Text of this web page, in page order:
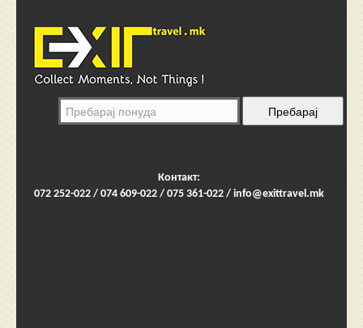
Контакт:
072 252-022 / 074 609-022 / 075 361-022 / info@exittravel.mk